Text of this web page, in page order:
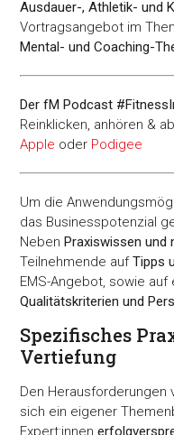
Ausdauer-, Athletik- und
Vortragsangebot im
Mental- und Coaching-
Der fM Podcast
Reinklicken, anhören &
Apple oder Podigee
Um die
das Businesspotenzial
NebenPraxiswissen und
Teilnehmende aufTipps
EMS-Angebot, sowie
Qualitätskriterien und
Spezifisches
Vertiefung
Den Herausforderungen
sich ein eigener
Expert:innen